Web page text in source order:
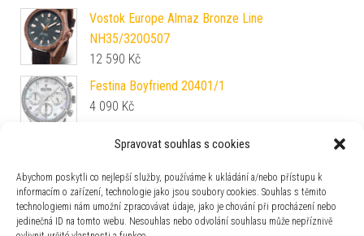
Spravovat souhlas s cookies
Abychom poskytli co nejlepší služby, používáme k ukládání a/nebo přístupu k
informacím o zařízení, technologie jako jsou soubory cookies. Souhlas s těmito
technologiemi nám umožní zpracovávat údaje, jako je chování při procházení nebo
jedinečná ID na tomto webu. Nesouhlas nebo odvolání souhlasu může nepříznivě
Vostok Europe Almaz Bronze Line
NH35/320O507
12 590 Kč
Festina Boyfriend 20401/1
4 090 Kč
Maurice Lacroix Aikon #tide Camo Limited Edition
AI2008-2992Z-000-0
13 860Kč
Laco Flieger Würzburg 42.5